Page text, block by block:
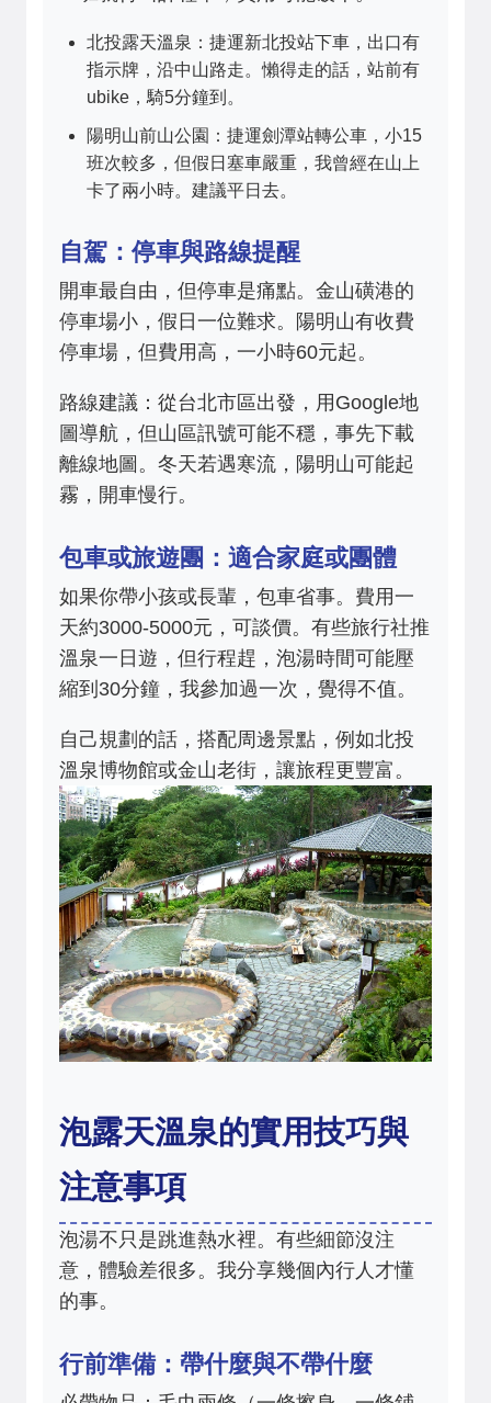
北投露天溫泉：捷運新北投站下車，出口有
指示牌，沿中山路走。懶得走的話，站前有
ubike，騎5分鐘到。
陽明山前山公園：捷運劍潭站轉公車，小15
班次較多，但假日塞車嚴重，我曾經在山上
卡了兩小時。建議平日去。
自駕：停車與路線提醒
開車最自由，但停車是痛點。金山磺港的
停車場小，假日一位難求。陽明山有收費
停車場，但費用高，一小時60元起。
路線建議：從台北市區出發，用Google地
圖導航，但山區訊號可能不穩，事先下載
離線地圖。冬天若遇寒流，陽明山可能起
霧，開車慢行。
包車或旅遊團：適合家庭或團體
如果你帶小孩或長輩，包車省事。費用一
天約3000-5000元，可談價。有些旅行社推
溫泉一日遊，但行程趕，泡湯時間可能壓
縮到30分鐘，我參加過一次，覺得不值。
自己規劃的話，搭配周邊景點，例如北投
溫泉博物館或金山老街，讓旅程更豐富。
泡露天溫泉的實用技巧與
注意事項
泡湯不只是跳進熱水裡。有些細節沒注
意，體驗差很多。我分享幾個內行人才懂
的事。
行前準備：帶什麼與不帶什麼